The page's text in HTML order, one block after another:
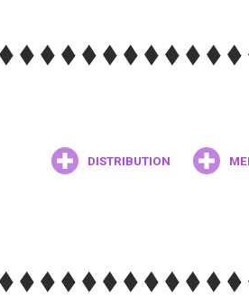
DISTRIBUTION